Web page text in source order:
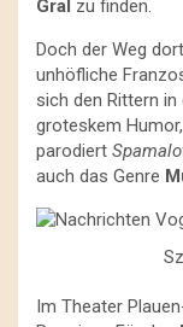
Gral zu finden.
Doch der Weg
unhöfliche
sich den Rittern
groteskem
parodiert
auch das Genre
Im Theater